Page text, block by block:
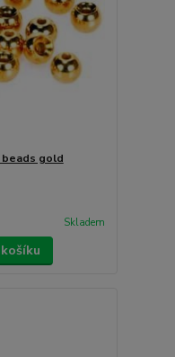
gold
Skladem